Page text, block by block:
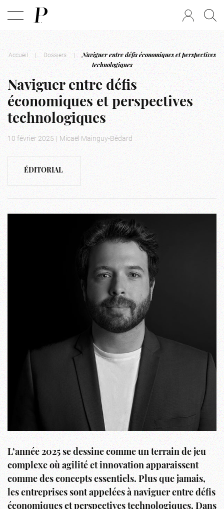
Accueil | Dossiers |
Naviguer entre défis économiques et perspectives
technologiques
Naviguer entre défis
économiques et perspectives
technologiques
10 février 2025 | Micaël Mainguy-Bédard
ÉDITORIAL
L’année 2025 se dessine comme un terrain de jeu
complexe où agilité et innovation apparaissent
comme des concepts essentiels. Plus que jamais,
les entreprises sont appelées à naviguer entre défis
économiques et perspectives technologiques. Dans